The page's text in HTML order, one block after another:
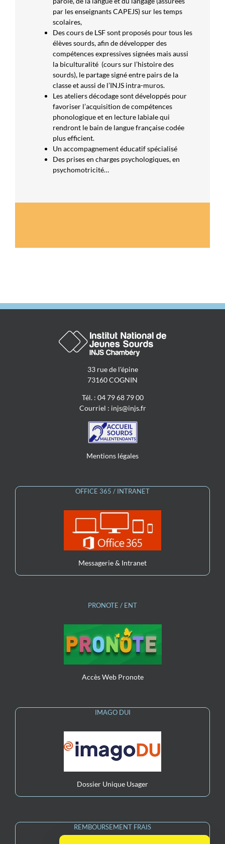
par les enseignants CAPEJS) sur les temps
scolaires,
Des cours de LSF sont proposés pour tous les
élèves sourds, afin de développer des
compétences expressives signées mais aussi
la biculturalité (cours sur l’histoire des
sourds), le partage signé entre pairs de la
classe et aussi de l’INJS intra-muros.
Les ateliers décodage sont développés pour
favoriser l’acquisition de compétences
phonologique et en lecture labiale qui
rendront le bain de langue française codée
plus efficient.
Un accompagnement éducatif spécialisé
Des prises en charges psychologiques, en
psychomotricité…
33 rue de l'épine
73160 COGNIN
Tél. : 04 79 68 79 00
Courriel : injs@injs.fr
Mentions légales
OFFICE 365 / INTRANET
Messagerie & Intranet
PRONOTE / ENT
Accès Web Pronote
IMAGO DUI
Dossier Unique Usager
REMBOURSEMENT FRAIS